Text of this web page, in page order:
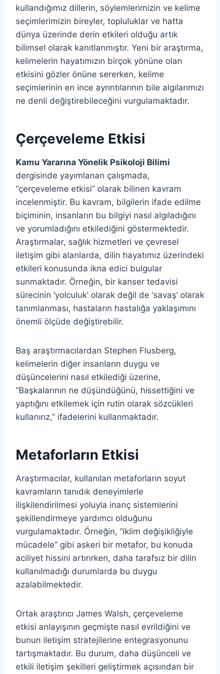
kullandığımız dillerin, söylemlerimizin ve kelime
seçimlerimizin bireyler, topluluklar ve hatta
dünya üzerinde derin etkileri olduğu artık
bilimsel olarak kanıtlanmıştır. Yeni bir araştırma,
kelimelerin hayatımızın birçok yönüne olan
etkisini gözler önüne sererken, kelime
seçimlerinin en ince ayrıntılarının bile algılarımızı
ne denli değiştirebileceğini vurgulamaktadır.
Çerçeveleme Etkisi
Kamu Yararına Yönelik Psikoloji Bilimi
dergisinde yayımlanan çalışmada,
“çerçeveleme etkisi” olarak bilinen kavram
incelenmiştir. Bu kavram, bilgilerin ifade edilme
biçiminin, insanların bu bilgiyi nasıl algıladığını
ve yorumladığını etkilediğini göstermektedir.
Araştırmalar, sağlık hizmetleri ve çevresel
iletişim gibi alanlarda, dilin hayatımız üzerindeki
etkileri konusunda ikna edici bulgular
sunmaktadır. Örneğin, bir kanser tedavisi
sürecinin ‘yolculuk’ olarak değil de ‘savaş’ olarak
tanımlanması, hastaların hastalığa yaklaşımını
önemli ölçüde değiştirebilir.
Baş araştırmacılardan Stephen Flusberg,
kelimelerin diğer insanların duygu ve
düşüncelerini nasıl etkilediği üzerine,
“Başkalarının ne düşündüğünü, hissettiğini ve
yaptığını etkilemek için rutin olarak sözcükleri
kullanırız,” ifadelerini kullanmaktadır.
Metaforların Etkisi
Araştırmacılar, kullanılan metaforların soyut
kavramların tanıdık deneyimlerle
ilişkilendirilmesi yoluyla inanç sistemlerini
şekillendirmeye yardımcı olduğunu
vurgulamaktadır. Örneğin, “iklim değişikliğiyle
mücadele” gibi askeri bir metafor, bu konuda
aciliyet hissini artırırken, daha tarafsız bir dilin
kullanılmadığı durumlarda bu duygu
azalabilmektedir.
Ortak araştırıcı James Walsh, çerçeveleme
etkisi anlayışının geçmişte nasıl evrildiğini ve
bunun iletişim stratejilerine entegrasyonunu
tartışmaktadır. Bu durum, daha düşünceli ve
etkili iletişim şekilleri geliştirmek açısından bir